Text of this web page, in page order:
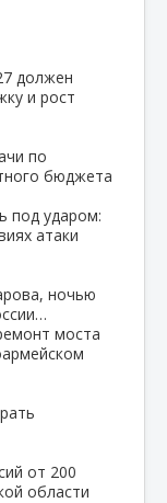
должен
и рост
по
бюджета
под ударом:
атаки
ночью
моста
от 200
области